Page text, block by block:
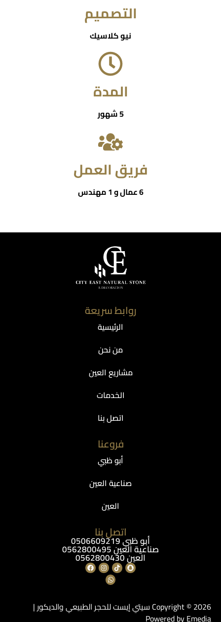
التصميم
نيو كلاسيك
المدة
5 شهور
فريق العمل
6 عمال و 1 مهندس
روابط سريعة
الرئيسية
من نحن
مشاريع العين
الخدمات
اتصل بنا
فروعنا
أبو ظبي
صناعية العين
العين
اتصل بناأبو ظبي 0506609219
صناعية العين 0562800495
العين 0562800430
Copyright © 2026 سيتي إيست للحجر الطبيعي والديكور |
Powered by Emedia